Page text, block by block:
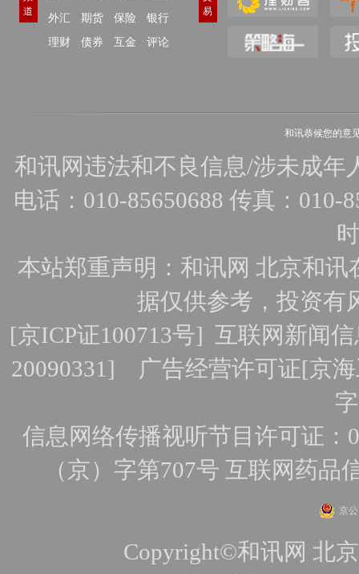
道
外汇
期货 保险
银行
理财
债券 互金 评论
易
和讯恭候您的意
和讯网违法和不良信息/涉未成年
电话：010-85650688 传真：010-
本站郑重声明：和讯网 北京和
据仅供参考，投资有
[京ICP证100713号]互联网新闻
20090331] 广告经营许可证[京
信息网络传播视听节目许可证：
（京）字第707号 互联网药品
京
Copyright©和讯网 北